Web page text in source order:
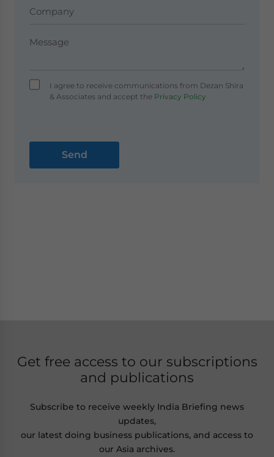
I agree to receive communications from Dezan Shira
& Associates and accept thePrivacy Policy
Get free access to our subscriptions
and publications
Subscribe to receive weekly India Briefing news
updates,
our latest doing business publications, and access to
our Asia archives.